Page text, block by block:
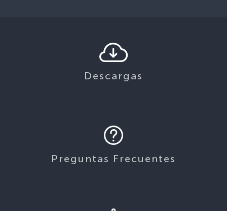
Descargas
Preguntas Frecuentes